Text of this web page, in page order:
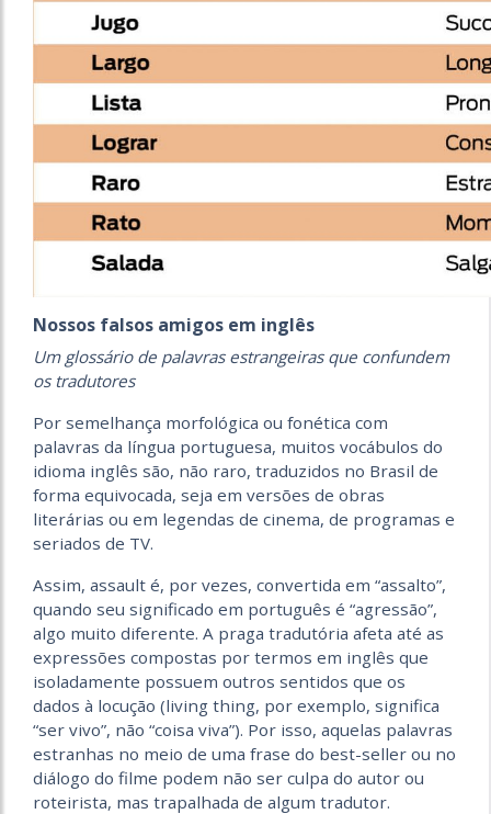
Nossos falsos amigos em inglês
Um glossário de palavras estrangeiras que confundem
os tradutores
Por semelhança morfológica ou fonética com
palavras da língua portuguesa, muitos vocábulos do
idioma inglês são, não raro, traduzidos no Brasil de
forma equivocada, seja em versões de obras
literárias ou em legendas de cinema, de programas e
seriados de TV.
Assim, assault é, por vezes, convertida em “assalto”,
quando seu significado em português é “agressão”,
algo muito diferente. A praga tradutória afeta até as
expressões compostas por termos em inglês que
isoladamente possuem outros sentidos que os
dados à locução (living thing, por exemplo, significa
“ser vivo”, não “coisa viva”). Por isso, aquelas palavras
estranhas no meio de uma frase do best-seller ou no
diálogo do filme podem não ser culpa do autor ou
roteirista, mas trapalhada de algum tradutor.